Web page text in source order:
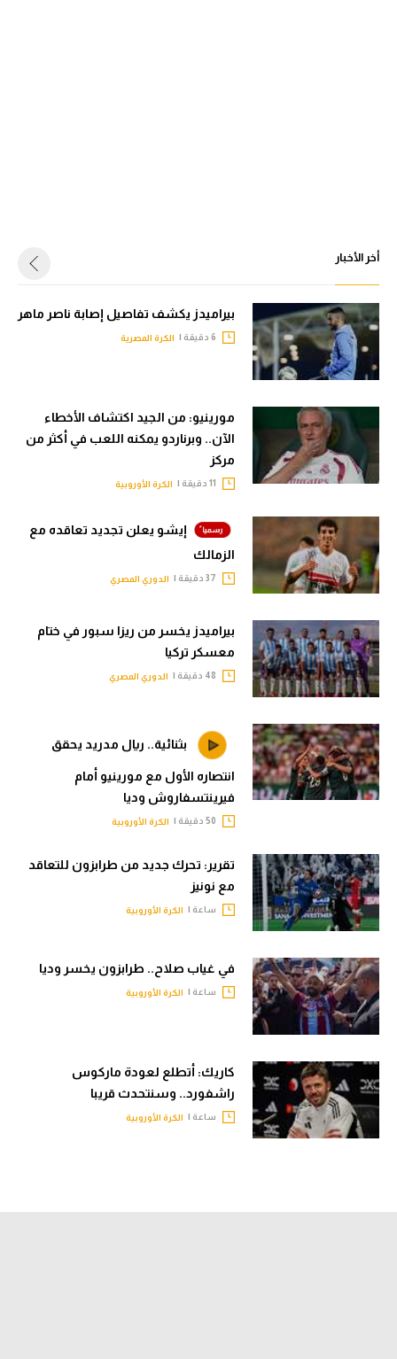
أخر الأخبار
بيراميدز يكشف تفاصيل إصابة ناصر ماهر
الكرة المصرية
مورينيو: من الجيد اكتشاف الأخطاء
الآن.. وبرناردو يمكنه اللعب في أكثر من
مركز
الكرة الأوروبية
إيشو يعلن تجديد تعاقده مع
الزمالك
الدوري المصري
بيراميدز يخسر من ريزا سبور في ختام
معسكر تركيا
الدوري المصري
بثنائية.. ريال مدريد يحقق
انتصاره الأول مع مورينيو أمام
فيرينتسفاروش وديا
الكرة الأوروبية
تقرير: تحرك جديد من طرابزون للتعاقد
مع نونيز
ساعة | الكرة الأوروبية
في غياب صلاح.. طرابزون يخسر وديا
ساعة | الكرة الأوروبية
كاريك: أتطلع لعودة ماركوس
راشفورد.. وسنتحدث قريبا
ساعة | الكرة الأوروبية